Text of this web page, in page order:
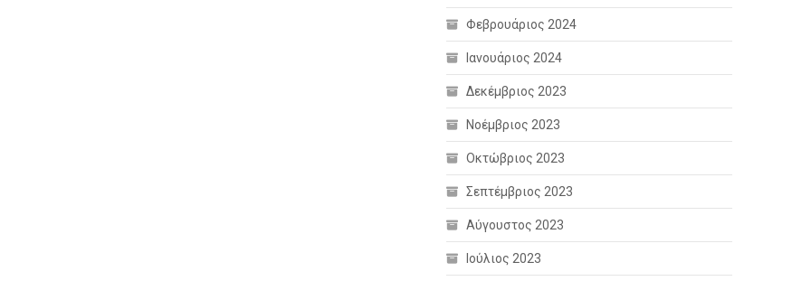
Φεβρουάριος 2024
Ιανουάριος 2024
Δεκέμβριος 2023
Νοέμβριος 2023
Οκτώβριος 2023
Σεπτέμβριος 2023
Αύγουστος 2023
Ιούλιος 2023